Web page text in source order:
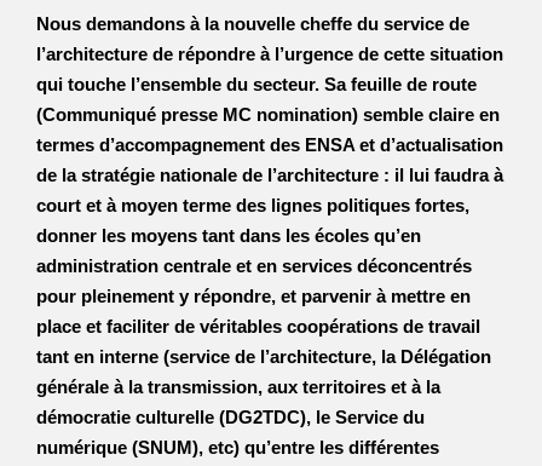
Nous demandons à la nouvelle cheffe du service de
l’architecture de répondre à l’urgence de cette situation
qui touche l’ensemble du secteur. Sa feuille de route
(Communiqué presse MC nomination) semble claire en
termes d’accompagnement des ENSA et d’actualisation
de la stratégie nationale de l’architecture : il lui faudra à
court et à moyen terme des lignes politiques fortes,
donner les moyens tant dans les écoles qu’en
administration centrale et en services déconcentrés
pour pleinement y répondre, et parvenir à mettre en
place et faciliter de véritables coopérations de travail
tant en interne (service de l’architecture, la Délégation
générale à la transmission, aux territoires et à la
démocratie culturelle (DG2TDC), le Service du
numérique (SNUM), etc) qu’entre les différentes